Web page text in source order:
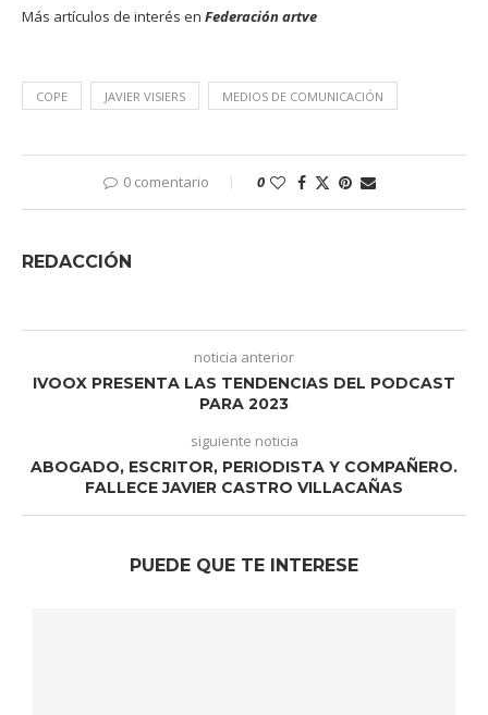
Más artículos de interés en Federación artve
COPE JAVIER VISIERS MEDIOS DE COMUNICACIÓN
0 comentario 0
REDACCIÓN
noticia anterior
IVOOX PRESENTA LAS TENDENCIAS DEL PODCAST
PARA 2023
siguiente noticia
ABOGADO, ESCRITOR, PERIODISTA Y COMPAÑERO.
FALLECE JAVIER CASTRO VILLACAÑAS
PUEDE QUE TE INTERESE